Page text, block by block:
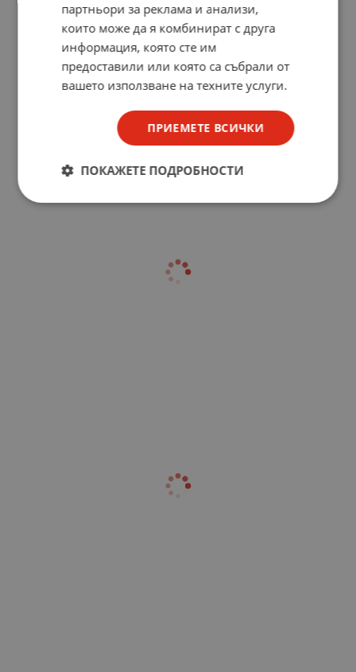
партньори за реклама и анализи,
които може да я комбинират с друга
информация, която сте им
предоставили или която са събрали от
вашето използване на техните услуги.
ПРИЕМЕТЕ ВСИЧКИ
ПОКАЖЕТЕ ПОДРОБНОСТИ